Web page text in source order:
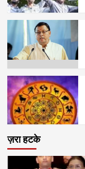
ज़रा हटके